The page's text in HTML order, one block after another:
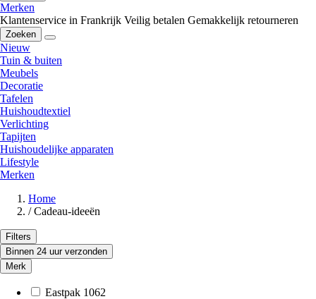
Merken
Klantenservice in Frankrijk Veilig betalen Gemakkelijk retourneren
Zoeken
Nieuw
Tuin & buiten
Meubels
Decoratie
Tafelen
Huishoudtextiel
Verlichting
Tapijten
Huishoudelijke apparaten
Lifestyle
Merken
Home
/ Cadeau-ideeën
Filters
Binnen 24 uur verzonden
Merk
Eastpak 1062